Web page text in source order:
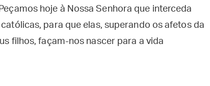
hoje à Nossa Senhora que interceda
para que elas, superando os afetos da
filhos, façam-nos nascer para a vida